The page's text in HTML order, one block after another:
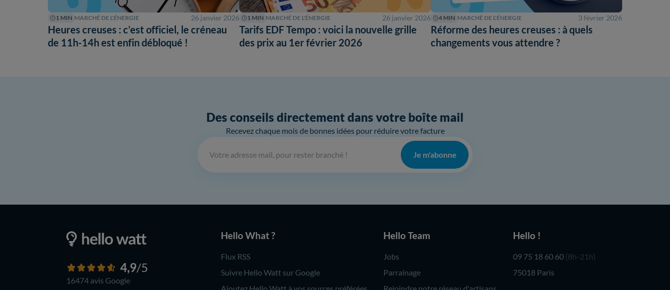
1 MIN MARCHÉ DE L'ÉNERGIE 26 janvier 2026
Heures creuses : c’est officiel, le créneau
de 11h-14h est enfin débloqué !
1 MIN MARCHÉ DE L'ÉNERGIE 26 janvier 2026
Tarifs EDF Tempo : voici la nouvelle grille
des prix au 1er février 2026
4 MIN MARCHÉ DE L'ÉNERGIE 3 février 2026
Réforme des heures creuses : à quels
changements vous attendre ?
Des conseils directement dans votre boîte mail
Recevez chaque mois de bonnes idées pour réduire votre facture
Je m'abonne
4,9/5
16474 avis Google
Hello What ?
Flux RSS
Suivre Hello Watt sur Google
Hello Team
Jobs
Parrainage
Hello !
09 75 18 60 60 (8h-21h)
75018 Paris